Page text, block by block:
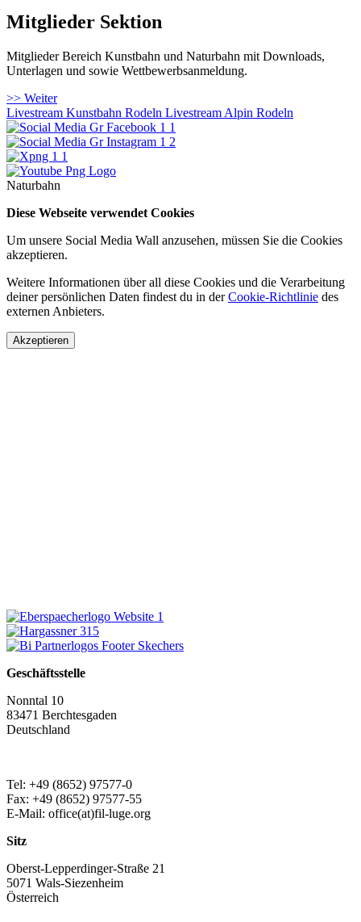
Mitglieder Sektion
Mitglieder Bereich Kunstbahn und Naturbahn mit Downloads,
Unterlagen und sowie Wettbewerbsanmeldung.
>> Weiter
Livestream Kunstbahn Rodeln Livestream Alpin Rodeln
Naturbahn
Diese Webseite verwendet Cookies
Um unsere Social Media Wall anzusehen, müssen Sie die Cookies
akzeptieren.
Weitere Informationen über all diese Cookies und die Verarbeitung
deiner persönlichen Daten findest du in derCookie-Richtlinie des
externen Anbieters.
Akzeptieren
Geschäftsstelle
Nonntal 10
83471 Berchtesgaden
Deutschland
Tel: +49 (8652) 97577-0
Fax: +49 (8652) 97577-55
E-Mail: office(at)fil-luge.org
Sitz
Oberst-Lepperdinger-Straße 21
5071 Wals-Siezenheim
Österreich